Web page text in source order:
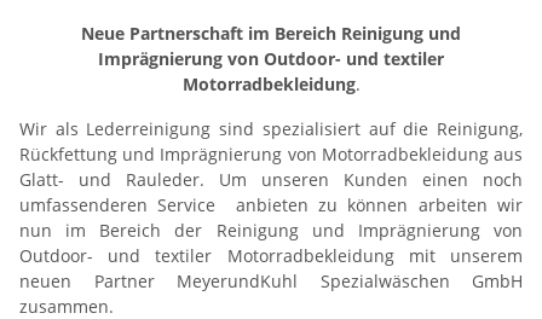
Neue Partnerschaft im Bereich Reinigung und
Imprägnierung von Outdoor- und textiler
Motorradbekleidung.
Wir als Lederreinigung sind spezialisiert auf die Reinigung,
Rückfettung und Imprägnierung von Motorradbekleidung aus
Glatt- und Rauleder. Um unseren Kunden einen noch
umfassenderen Service anbieten zu können arbeiten wir
nun im Bereich der Reinigung und Imprägnierung von
Outdoor- und textiler Motorradbekleidung mit unserem
neuen Partner MeyerundKuhl Spezialwäschen GmbH
zusammen.